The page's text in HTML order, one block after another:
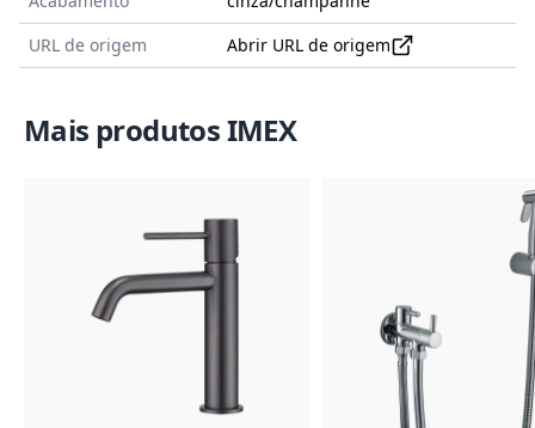
URL de origem
Abrir URL de origem
Mais produtos IMEX